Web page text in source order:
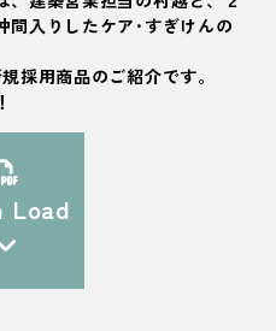
間入りしたケア･すぎけんの
採用商品のご紹介です。
Load